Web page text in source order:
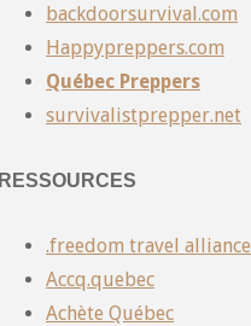
backdoorsurvival.com
Happypreppers.com
Québec Preppers
survivalistprepper.net
RESSOURCES
.freedom travel alliance
Accq.quebec
Achète Québec